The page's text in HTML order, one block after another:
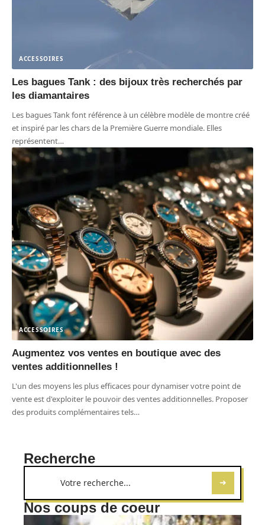
ACCESSOIRES
Les bagues Tank : des bijoux très recherchés par
les diamantaires
Les bagues Tank font référence à un célèbre modèle de montre créé
et inspiré par les chars de la Première Guerre mondiale. Elles
représentent…
ACCESSOIRES
Augmentez vos ventes en boutique avec des
ventes additionnelles !
L'un des moyens les plus efficaces pour dynamiser votre point de
vente est d'exploiter le pouvoir des ventes additionnelles. Proposer
des produits complémentaires tels…
Recherche
Nos coups de coeur